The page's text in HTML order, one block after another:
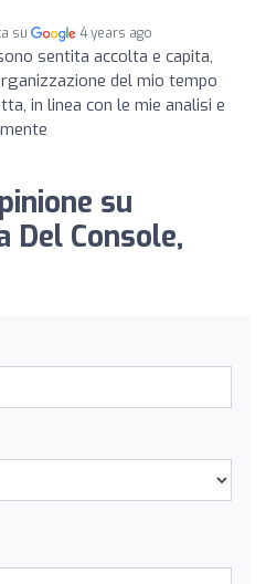
su 4 years ago
sentita accolta e capita,
del mio tempo
in linea con le mie analisi e
su
Del Console,